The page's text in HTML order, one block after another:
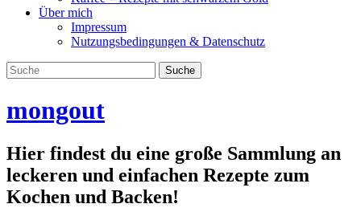
Über mich
Impressum
Nutzungsbedingungen & Datenschutz
mongout
Hier findest du eine große Sammlung an
leckeren und einfachen Rezepte zum
Kochen und Backen!